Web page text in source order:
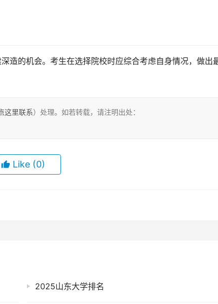
造的机会。考生在选择院校时应综合考虑自身情况，做出
这里联系）处理。如若转载，请注明出处：
Like (0)
2025山东大学排名